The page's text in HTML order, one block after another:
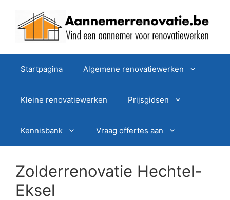
Startpagina Algemene renovatiewerken
Kleine renovatiewerken Prijsgidsen
Kennisbank Vraag offertes aan
Zolderrenovatie Hechtel-
Eksel